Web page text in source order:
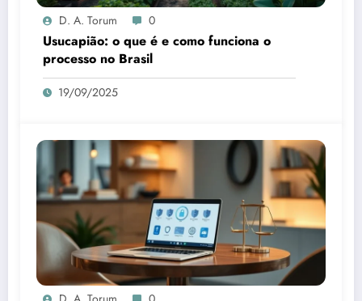
D. A. Torum 0
Usucapião: o que é e como funciona o
processo no Brasil
19/09/2025